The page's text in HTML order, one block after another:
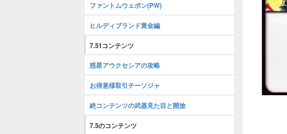
ファントムウェポン(PW)
ヒルディブランド黄金編
7.51コンテンツ
惑星アウクセシアの攻略
お得意様取引チーソジャ
絶コンテンツの武器見た目と開放
7.5のコンテンツ